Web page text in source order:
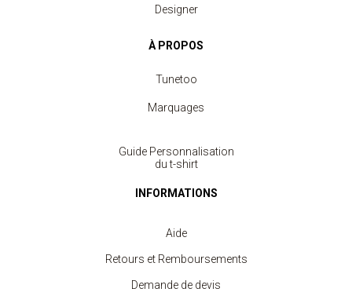
Designer
À PROPOS
Tunetoo
Marquages
Guide Personnalisation
du t-shirt
INFORMATIONS
Aide
Retours et Remboursements
Demande de devis